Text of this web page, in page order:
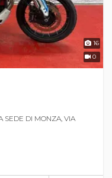
16
0
SEDE DI MONZA, VIA